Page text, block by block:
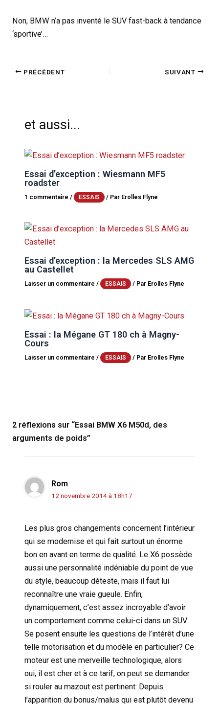
Non, BMW n’a pas inventé le SUV fast-back à tendance
‘sportive’…
PRÉCÉDENT SUIVANT
et aussi...
Essai d’exception : Wiesmann MF5
roadster
1 commentaire / ESSAIS / Par Erolles Flyne
Essai d’exception : la Mercedes SLS AMG
au Castellet
Laisser un commentaire / ESSAIS / Par Erolles Flyne
Essai : la Mégane GT 180 ch à Magny-
Cours
Laisser un commentaire / ESSAIS / Par Erolles Flyne
2 réflexions sur “Essai BMW X6 M50d, des
arguments de poids”
Rom
12 novembre 2014 à 18h17
Les plus gros changements concernent l’intérieur
qui se modernise et qui fait surtout un énorme
bon en avant en terme de qualité. Le X6 possède
aussi une personnalité indéniable du point de vue
du style, beaucoup déteste, mais il faut lui
reconnaître une vraie gueule. Enfin,
dynamiquement, c’est assez incroyable d’avoir
un comportement comme celui-ci dans un SUV.
Se posent ensuite les questions de l’intérêt d’une
telle motorisation et du modèle en particulier? Ce
moteur est une merveille technologique, alors
oui, il est cher et à ce tarif, on peut se demander
si rouler au mazout est pertinent: Depuis
l’apparition du bonus/malus qui est plutôt devenu